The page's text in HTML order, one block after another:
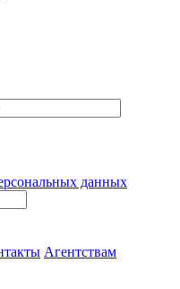
данных
Агентствам